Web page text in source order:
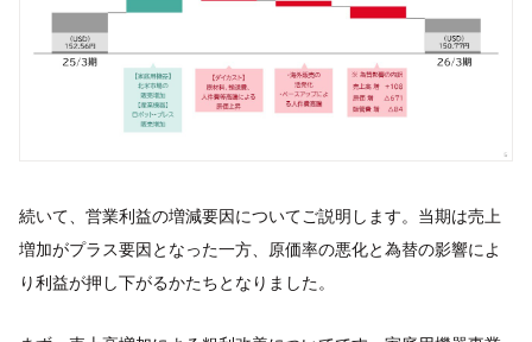
続いて、営業利益の増減要因についてご説明します。当期は売上
増加がプラス要因となった一方、原価率の悪化と為替の影響によ
り利益が押し下がるかたちとなりました。